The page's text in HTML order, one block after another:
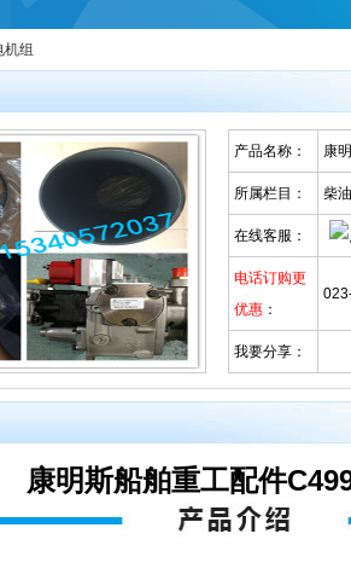
机组
产品名称： 康
所属栏目： 柴
在线客服：
电话订购更
优惠 ：
我要分享：
康明斯船舶重工配件